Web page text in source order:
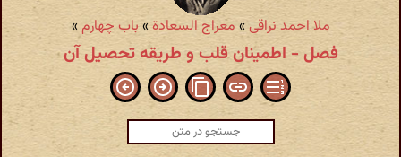
ملا احمد نراقی» معراج السعادة»باب چهارم »
فصل - اطمینان قلب و طریقه تحصیل آن